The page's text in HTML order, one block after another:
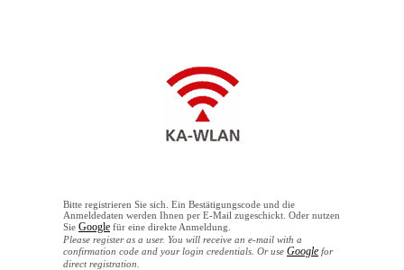
Bitte registrieren Sie sich. Ein Bestätigungscode und die
Anmeldedaten werden Ihnen per E-Mail zugeschickt. Oder nutzen
Sie Google für eine direkte Anmeldung.
Please register as a user. You will receive an e-mail with a
confirmation code and your login credentials. Or use Google for
direct registration.